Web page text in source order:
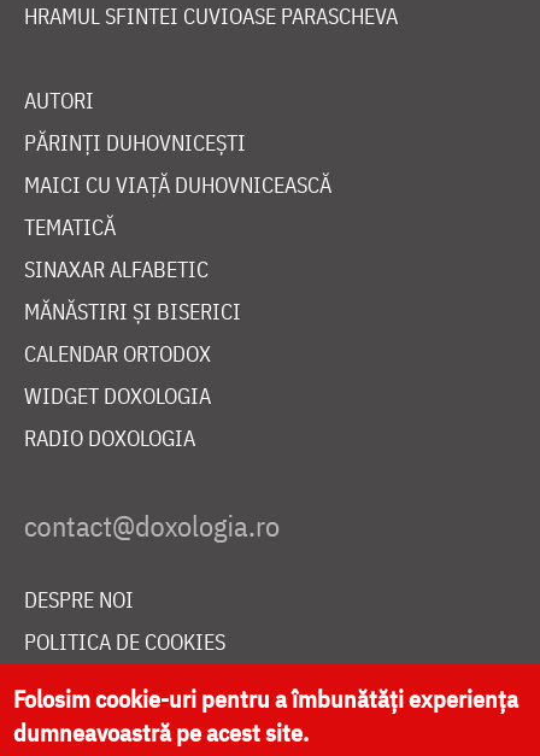
HRAMUL SFINTEI CUVIOASE PARASCHEVA
AUTORI
PĂRINȚI DUHOVNICEȘTI
MAICI CU VIAȚĂ DUHOVNICEASCĂ
TEMATICĂ
SINAXAR ALFABETIC
MĂNĂSTIRI ȘI BISERICI
CALENDAR ORTODOX
WIDGET DOXOLOGIA
RADIO DOXOLOGIA
DESPRE NOI
POLITICA DE COOKIES
DONEAZĂ ONLINE PENTRU CATEDRALA NAȚIONALĂ
Folosim cookie-uri pentru a îmbunătăți experiența
dumneavoastră pe acest site.